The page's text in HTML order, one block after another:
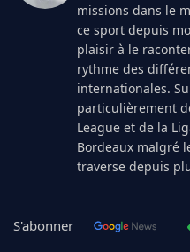
missions dans le
ce sport depuis
plaisir à le
rythme des
internationales.
particulièrement
League et de la
Bordeaux malgré
traverse depuis
S'abonner